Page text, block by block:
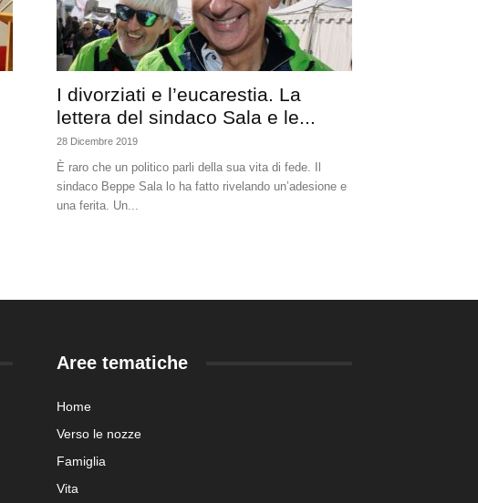
I divorziati e l’eucarestia. La
lettera del sindaco Sala e le...
28 Dicembre 2019
È raro che un politico parli della sua vita di fede. Il
sindaco Beppe Sala lo ha fatto rivelando un’adesione e
una ferita. Un...
Aree tematiche
Home
Verso le nozze
Famiglia
Vita